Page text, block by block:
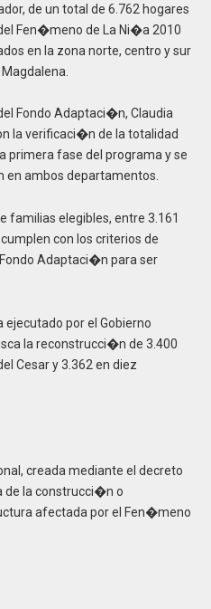
de un total de 6.762 hogares
Fen�meno de La Ni�a 2010
en la zona norte, centro y sur
Fondo Adaptaci�n, Claudia
la verificaci�n de la totalidad
primera fase del programa y se
ambos departamentos.
familias elegibles, entre 3.161
con los criterios de
Adaptaci�n para ser
ejecutado por el Gobierno
la reconstrucci�n de 3.400
Cesar y 3.362 en diez
creada mediante el decreto
de la construcci�n o
afectada por el Fen�meno